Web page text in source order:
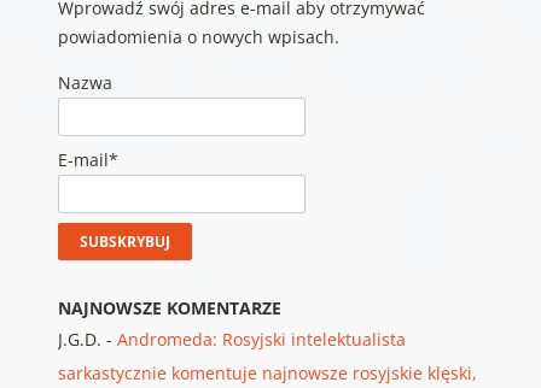
Wprowadź swój adres e-mail aby otrzymywać
powiadomienia o nowych wpisach.
Nazwa
E-mail*
NAJNOWSZE KOMENTARZE
J.G.D. - Andromeda: Rosyjski intelektualista
sarkastycznie komentuje najnowsze rosyjskie klęski,